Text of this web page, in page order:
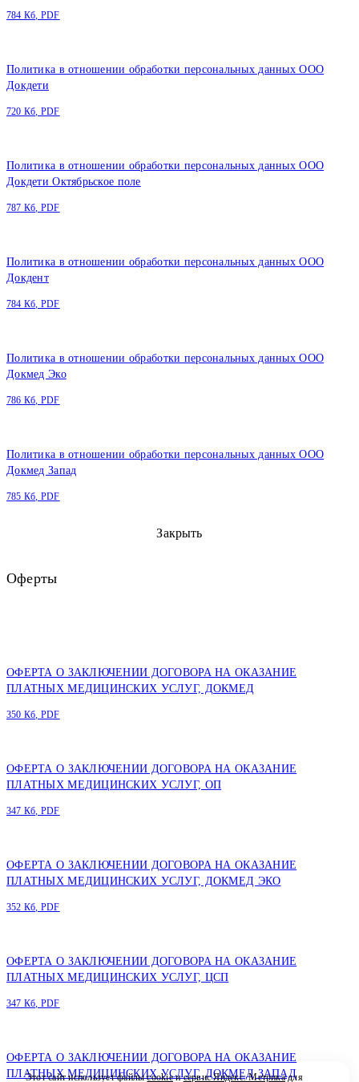
Этот сайт использует файлыcookieисервис Яндекс. Метрикадля
784 Кб, PDF
Политика в отношении обработки персональных данных ООО
Докдети
720 Кб, PDF
Политика в отношении обработки персональных данных ООО
Докдети Октябрьское поле
787 Кб, PDF
Политика в отношении обработки персональных данных ООО
Докдент
784 Кб, PDF
Политика в отношении обработки персональных данных ООО
Докмед Эко
786 Кб, PDF
Политика в отношении обработки персональных данных ООО
Докмед Запад
785 Кб, PDF
Закрыть
Оферты
ОФЕРТА О ЗАКЛЮЧЕНИИ ДОГОВОРА НА ОКАЗАНИЕ
ПЛАТНЫХ МЕДИЦИНСКИХ УСЛУГ, ДОКМЕД
350 Кб, PDF
ОФЕРТА О ЗАКЛЮЧЕНИИ ДОГОВОРА НА ОКАЗАНИЕ
ПЛАТНЫХ МЕДИЦИНСКИХ УСЛУГ, ОП
347 Кб, PDF
ОФЕРТА О ЗАКЛЮЧЕНИИ ДОГОВОРА НА ОКАЗАНИЕ
ПЛАТНЫХ МЕДИЦИНСКИХ УСЛУГ, ДОКМЕД ЭКО
352 Кб, PDF
ОФЕРТА О ЗАКЛЮЧЕНИИ ДОГОВОРА НА ОКАЗАНИЕ
ПЛАТНЫХ МЕДИЦИНСКИХ УСЛУГ, ЦСП
347 Кб, PDF
ОФЕРТА О ЗАКЛЮЧЕНИИ ДОГОВОРА НА ОКАЗАНИЕ
ПЛАТНЫХ МЕДИЦИНСКИХ УСЛУГ, ДОКМЕД ЗАПАД